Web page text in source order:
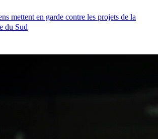
mettent en garde contre les projets de la
du Sud